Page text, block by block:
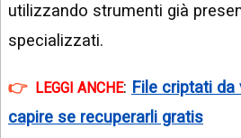
utilizzando strumenti già
specializzati.
LEGGI ANCHE: File criptati da
capire se recuperarli gratis